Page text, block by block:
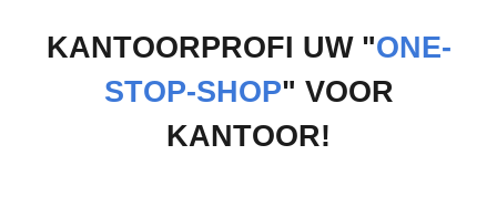
KANTOORPROFI UW "ONE-
STOP-SHOP" VOOR
KANTOOR!